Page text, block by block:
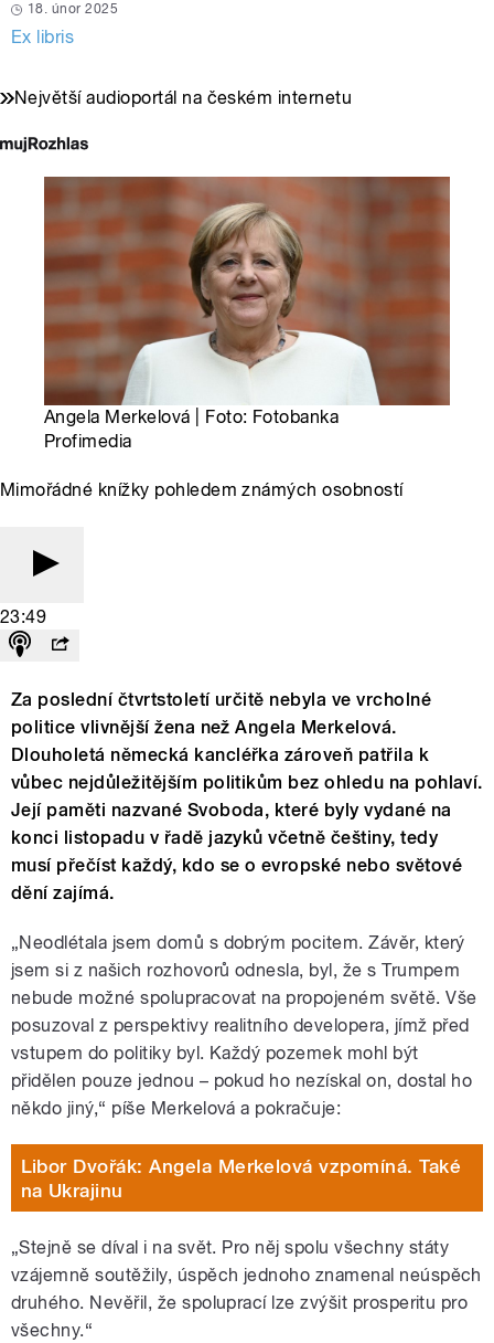
18. únor 2025
Ex libris
Největší audioportál na českém internetu
Angela Merkelová | Foto: Fotobanka
Profimedia
Mimořádné knížky pohledem známých osobností
23:49
Za poslední čtvrtstoletí určitě nebyla ve vrcholné
politice vlivnější žena než Angela Merkelová.
Dlouholetá německá kancléřka zároveň patřila k
vůbec nejdůležitějším politikům bez ohledu na pohlaví.
Její paměti nazvané Svoboda, které byly vydané na
konci listopadu v řadě jazyků včetně češtiny, tedy
musí přečíst každý, kdo se o evropské nebo světové
dění zajímá.
„Neodlétala jsem domů s dobrým pocitem. Závěr, který
jsem si z našich rozhovorů odnesla, byl, že s Trumpem
nebude možné spolupracovat na propojeném světě. Vše
posuzoval z perspektivy realitního developera, jímž před
vstupem do politiky byl. Každý pozemek mohl být
přidělen pouze jednou – pokud ho nezískal on, dostal ho
někdo jiný,“ píše Merkelová a pokračuje:
Libor Dvořák: Angela Merkelová vzpomíná. Také
na Ukrajinu
„Stejně se díval i na svět. Pro něj spolu všechny státy
vzájemně soutěžily, úspěch jednoho znamenal neúspěch
druhého. Nevěřil, že spoluprací lze zvýšit prosperitu pro
všechny.“